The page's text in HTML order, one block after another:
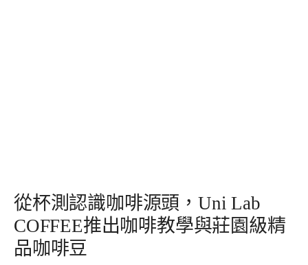
從杯測認識咖啡源頭，Uni Lab
COFFEE推出咖啡教學與莊園級精
品咖啡豆